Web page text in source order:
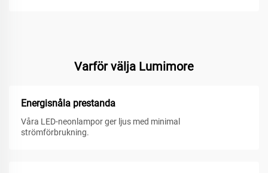
Varför välja Lumimore
Energisnåla prestanda
Våra LED-neonlampor ger ljus med minimal
strömförbrukning.